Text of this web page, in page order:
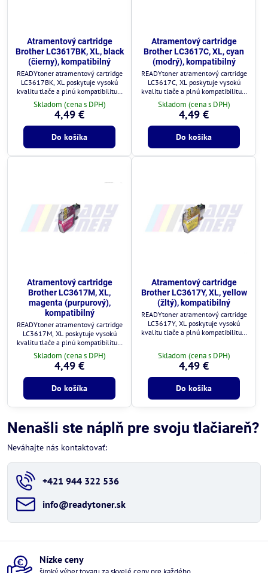
Atramentový cartridge
Brother LC3617BK, XL, black
(čierny), kompatibilný
READYtoner atramentový cartridge
LC3617BK, XL poskytuje vysokú
kvalitu tlače a plnú kompatibilitu s
tlačiarňami Brother.
Skladom (cena s DPH)
4,49 €
Do košíka
Atramentový cartridge
Brother LC3617C, XL, cyan
(modrý), kompatibilný
READYtoner atramentový cartridge
LC3617C, XL poskytuje vysokú
kvalitu tlače a plnú kompatibilitu s
tlačiarňami Brother.
Skladom (cena s DPH)
4,49 €
Do košíka
Atramentový cartridge
Brother LC3617M, XL,
magenta (purpurový),
kompatibilný
READYtoner atramentový cartridge
LC3617M, XL poskytuje vysokú
kvalitu tlače a plnú kompatibilitu s
tlačiarňami Brother.
Skladom (cena s DPH)
4,49 €
Do košíka
Atramentový cartridge
Brother LC3617Y, XL, yellow
(žltý), kompatibilný
READYtoner atramentový cartridge
LC3617Y, XL poskytuje vysokú
kvalitu tlače a plnú kompatibilitu s
Skladom (cena s DPH)
4,49 €
Do košíka
Nenašli ste náplň pre svoju tlačiareň?
Neváhajte nás kontaktovať:
+421 944 322 536
info​@readytoner​.sk
Nízke ceny